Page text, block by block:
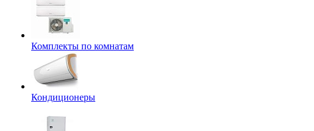
Комплекты по комнатам
Кондиционеры